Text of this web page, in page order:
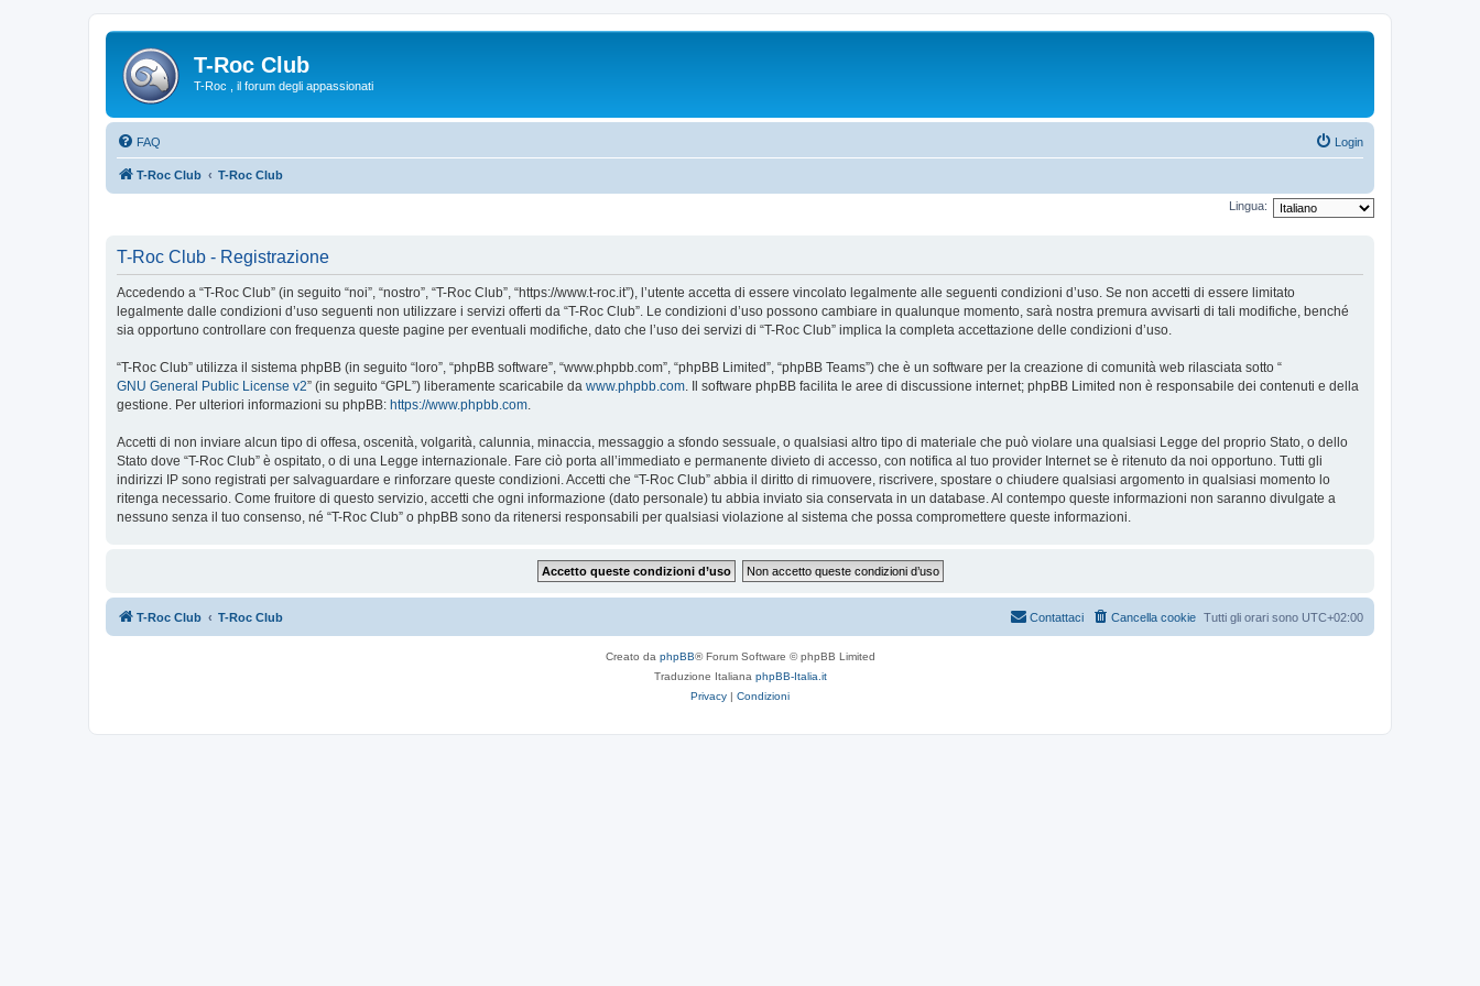
T-Roc Club
T-Roc , il forum degli appassionati
FAQ Login
T-Roc Club T-Roc Club
Lingua:
T-Roc Club - Registrazione
Accedendo a “T-Roc Club” (in seguito “noi”, “nostro”, “T-Roc Club”, “https://www.t-roc.it”), l’utente accetta di essere vincolato legalmente alle seguenti condizioni d’uso. Se non accetti di essere limitato
legalmente dalle condizioni d’uso seguenti non utilizzare i servizi offerti da “T-Roc Club”. Le condizioni d’uso possono cambiare in qualunque momento, sarà nostra premura avvisarti di tali modifiche, benché
sia opportuno controllare con frequenza queste pagine per eventuali modifiche, dato che l’uso dei servizi di “T-Roc Club” implica la completa accettazione delle condizioni d’uso.
“T-Roc Club” utilizza il sistema phpBB (in seguito “loro”, “phpBB software”, “www.phpbb.com”, “phpBB Limited”, “phpBB Teams”) che è un software per la creazione di comunità web rilasciata sotto “
GNU General Public License v2” (in seguito “GPL”) liberamente scaricabile da www.phpbb.com. Il software phpBB facilita le aree di discussione internet; phpBB Limited non è responsabile dei contenuti e della
gestione. Per ulteriori informazioni su phpBB: https://www.phpbb.com.
Accetti di non inviare alcun tipo di offesa, oscenità, volgarità, calunnia, minaccia, messaggio a sfondo sessuale, o qualsiasi altro tipo di materiale che può violare una qualsiasi Legge del proprio Stato, o dello
Stato dove “T-Roc Club” è ospitato, o di una Legge internazionale. Fare ciò porta all’immediato e permanente divieto di accesso, con notifica al tuo provider Internet se è ritenuto da noi opportuno. Tutti gli
indirizzi IP sono registrati per salvaguardare e rinforzare queste condizioni. Accetti che “T-Roc Club” abbia il diritto di rimuovere, riscrivere, spostare o chiudere qualsiasi argomento in qualsiasi momento lo
ritenga necessario. Come fruitore di questo servizio, accetti che ogni informazione (dato personale) tu abbia inviato sia conservata in un database. Al contempo queste informazioni non saranno divulgate a
nessuno senza il tuo consenso, né “T-Roc Club” o phpBB sono da ritenersi responsabili per qualsiasi violazione al sistema che possa compromettere queste informazioni.
T-Roc Club T-Roc Club Tutti gli orari sono UTC+02:00
Cancella cookie
Contattaci
Creato da phpBB® Forum Software © phpBB Limited
Traduzione Italiana phpBB-Italia.it
Privacy | Condizioni